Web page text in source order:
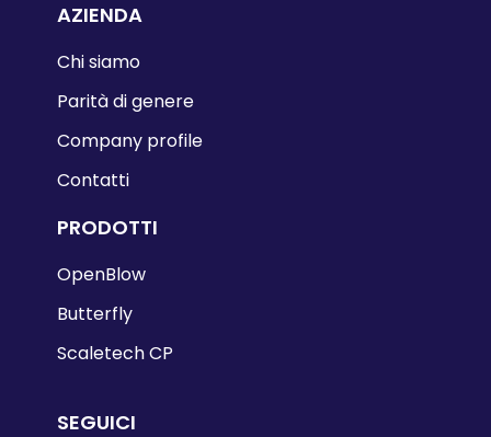
AZIENDA
Chi siamo
Parità di genere
Company profile
Contatti
PRODOTTI
OpenBlow
Butterfly
Scaletech CP
SEGUICI